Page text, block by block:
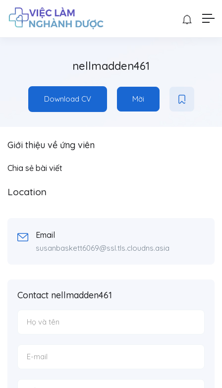
nellmadden461
Download CV Mời
Giới thiệu về ứng viên
Chia sẻ bài viết
Location
Email
susanbaskett6069@ssl.tls.cloudns.asia
Contact nellmadden461